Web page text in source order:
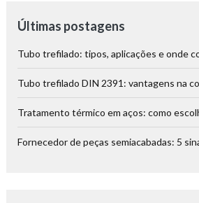
Últimas postagens
Tubo trefilado: tipos, aplicações e onde
Tubo trefilado DIN 2391: vantagens na
Tratamento térmico em aços: como
Fornecedor de peças semiacabadas: 5